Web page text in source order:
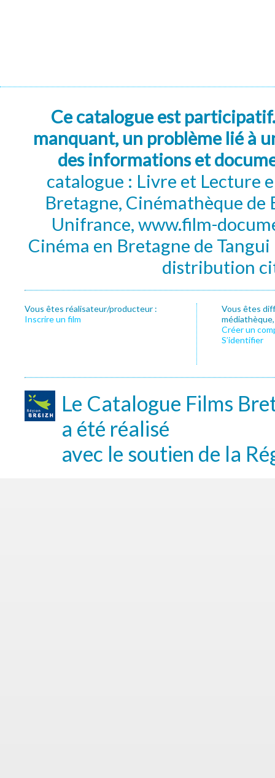
Ce catalogue est
manquant, un problème lié à
des informations et
catalogue : Livre et Lecture
Bretagne, Cinémathèque de
Unifrance, www.film-
Cinéma en Bretagne de
distribution
Vous êtes réalisateur/producteur :
Inscrire un film
Vous êtes
Créer un
S’identifier
Le Catalogue Films
a été réalisé
avec le soutien de la